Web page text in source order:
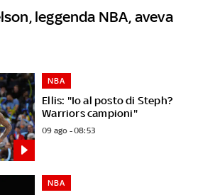
leggenda NBA, aveva
Ellis: "Io al posto di Steph?
Warriors campioni"
NBA
09 ago - 08:53
NBA